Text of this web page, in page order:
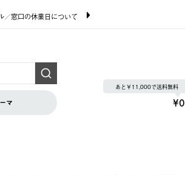
窓口の休業日について
マ
あと￥11,000で送料無料
¥0